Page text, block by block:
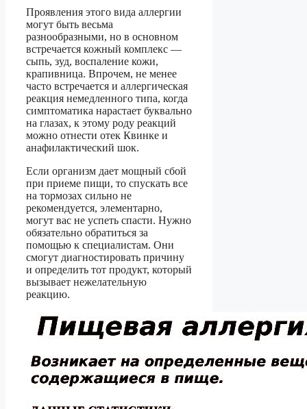
Проявления этого вида аллергии
могут быть весьма
разнообразными, но в основном
встречается кожный комплекс —
сыпь, зуд, воспаление кожи,
крапивница. Впрочем, не менее
часто встречается и аллергическая
реакция немедленного типа, когда
симптоматика нарастает буквально
на глазах, к этому роду реакций
можно отнести отек Квинке и
анафилактический шок.
Если организм дает мощный сбой
при приеме пищи, то спускать все
на тормозах сильно не
рекомендуется, элементарно,
могут вас не успеть спасти. Нужно
обязательно обратиться за
помощью к специалистам. Они
смогут диагностировать причину
и определить тот продукт, который
вызывает нежелательную
реакцию.